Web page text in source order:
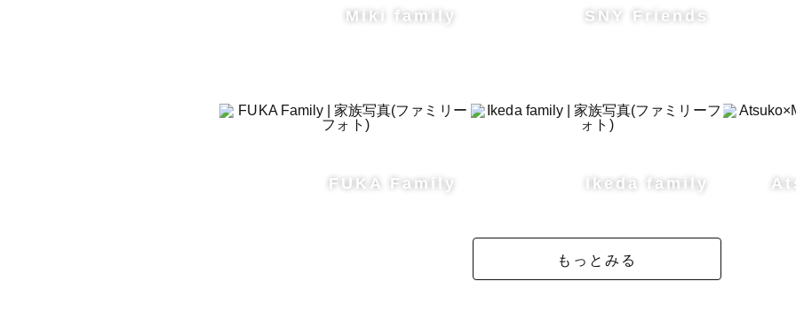
Miki family SNY Friends
FUKA Family Ikeda family
もっとみる